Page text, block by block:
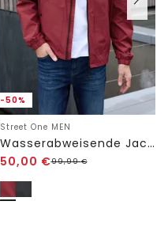
-50%
Street One MEN
Wasserabweisende Jacke
50,00 €99,99€